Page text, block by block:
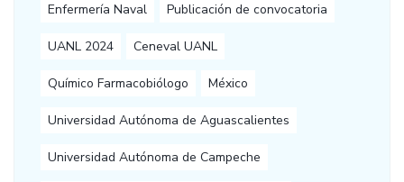
Enfermería Naval Publicación de convocatoria
UANL 2024 Ceneval UANL
Químico Farmacobiólogo México
Universidad Autónoma de Aguascalientes
Universidad Autónoma de Campeche